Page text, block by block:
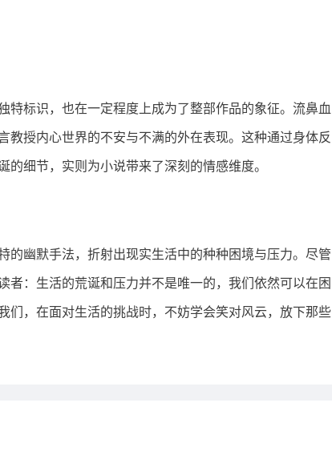
标识，也在一定程度上成为了整部作品的象征。流鼻血
授内心世界的不安与不满的外在表现。这种通过身体反
细节，实则为小说带来了深刻的情感维度。
的幽默手法，折射出现实生活中的种种困境与压力。尽管
：生活的荒诞和压力并不是唯一的，我们依然可以在困
们，在面对生活的挑战时，不妨学会笑对风云，放下那些